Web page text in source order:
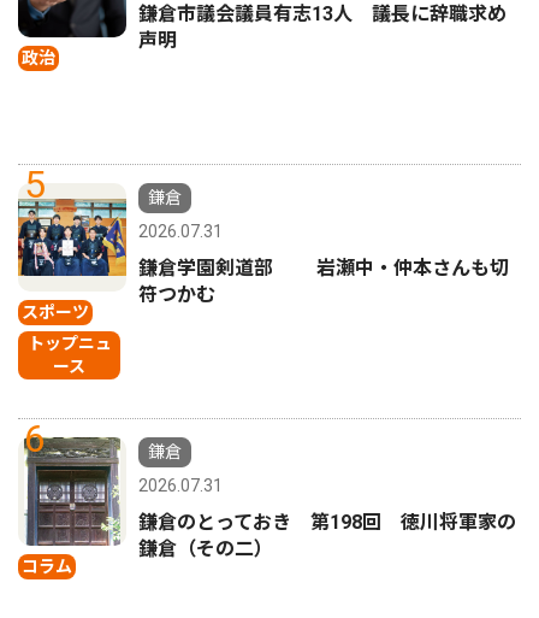
政治
鎌倉市議会議員有志13人 議長に辞職求め
声明
5
スポーツ
トップニュ
ース
鎌倉
2026.07.31
鎌倉学園剣道部 岩瀬中・仲本さんも切
符つかむ
6
コラム
鎌倉
2026.07.31
鎌倉のとっておき 第198回 徳川将軍家の
鎌倉（その二）